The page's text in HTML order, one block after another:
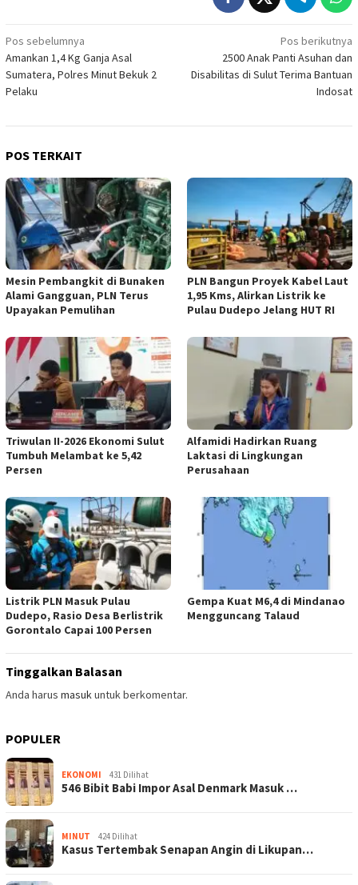
Navigasi
pos
Pos sebelumnya
Amankan 1,4 Kg Ganja Asal
Sumatera, Polres Minut Bekuk 2
Pelaku
Pos berikutnya
2500 Anak Panti Asuhan dan
Disabilitas di Sulut Terima Bantuan
Indosat
POS TERKAIT
Mesin Pembangkit di Bunaken
Alami Gangguan, PLN Terus
Upayakan Pemulihan
PLN Bangun Proyek Kabel Laut
1,95 Kms, Alirkan Listrik ke
Pulau Dudepo Jelang HUT RI
Triwulan II-2026 Ekonomi Sulut
Tumbuh Melambat ke 5,42
Persen
Alfamidi Hadirkan Ruang
Laktasi di Lingkungan
Perusahaan
Listrik PLN Masuk Pulau
Dudepo, Rasio Desa Berlistrik
Gorontalo Capai 100 Persen
Gempa Kuat M6,4 di Mindanao
Mengguncang Talaud
Tinggalkan Balasan
Anda harus masukuntuk berkomentar.
POPULER
EKONOMI 431 Dilihat
546 Bibit Babi Impor Asal Denmark Masuk …
MINUT 424 Dilihat
Kasus Tertembak Senapan Angin di Likupan…